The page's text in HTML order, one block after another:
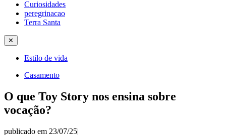
Curiosidades
peregrinacao
Terra Santa
✕
Estilo de vida
Casamento
O que Toy Story nos ensina sobre
vocação?
publicado em 23/07/25|